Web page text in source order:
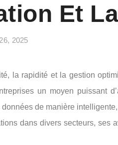
Et
2025
la rapidité et la gestion
un moyen puissant
de manière intelligente,
dans divers secteurs, ses